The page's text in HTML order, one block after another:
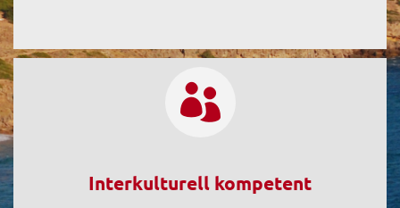
Interkulturell kompetent